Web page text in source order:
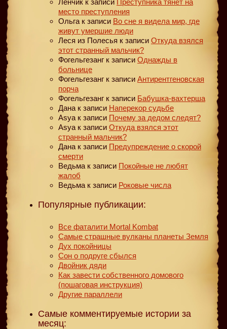
место преступления
Ольга к записи Во сне я видела мир, где
живут умершие люди
Леся из Полесья к записи Откуда взялся
этот странный мальчик?
Фогельгезанг к записи Однажды в
больнице
Фогельгезанг к записи Антирентгеновская
порча
Фогельгезанг к записи Бабушка-вахтерша
Дана к записи Наперекор судьбе
Asya к записи Почему за дедом следят?
Asya к записи Откуда взялся этот
странный мальчик?
Дана к записи Предупреждение о скорой
смерти
Ведьма к записи Покойные не любят
жалоб
Ведьма к записи Роковые числа
Популярные публикации:
Все фаталити Mortal Kombat
Самые страшные вулканы планеты Земля
Дух покойницы
Сон о подруге сбылся
Двойник дяди
Как завести собственного домового
(пошаговая инструкция)
Другие параллели
Самые комментируемые истории за
месяц: